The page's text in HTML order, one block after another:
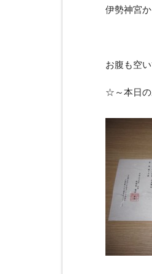
伊勢神宮
お腹も空
☆～本日